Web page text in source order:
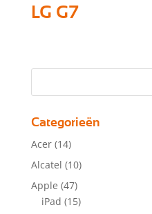
LG G7
Categorieën
Acer (14)
Alcatel (10)
Apple (47)
iPad (15)